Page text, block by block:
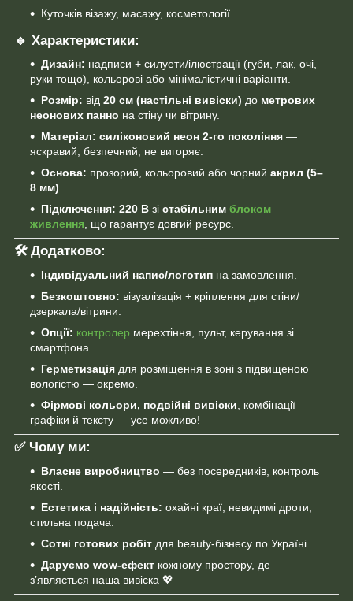
Куточків візажу, масажу, косметології
🔹 Характеристики:
Дизайн: надписи + силуети/ілюстрації (губи, лак, очі,
руки тощо), кольорові або мінімалістичні варіанти.
Розмір: від 20 см (настільні вивіски) до метрових
неонових панно на стіну чи вітрину.
Матеріал: силіконовий неон 2-го покоління —
яскравий, безпечний, не вигоряє.
Основа: прозорий, кольоровий або чорний акрил (5–
8 мм).
Підключення: 220 В зі стабільним блоком
живлення, що гарантує довгий ресурс.
🛠 Додатково:
Індивідуальний напис/логотип на замовлення.
Безкоштовно: візуалізація + кріплення для стіни/
дзеркала/вітрини.
Опції: контролер мерехтіння, пульт, керування зі
смартфона.
Герметизація для розміщення в зоні з підвищеною
вологістю — окремо.
Фірмові кольори, подвійні вивіски , комбінації
графіки й тексту — усе можливо!
✅ Чому ми:
Власне виробництво — без посередників, контроль
якості.
Естетика і надійність: охайні краї, невидимі дроти,
стильна подача.
Сотні готових робіт для beauty-бізнесу по Україні.
Даруємо wow-ефект кожному простору, де
з’являється наша вивіска 💖